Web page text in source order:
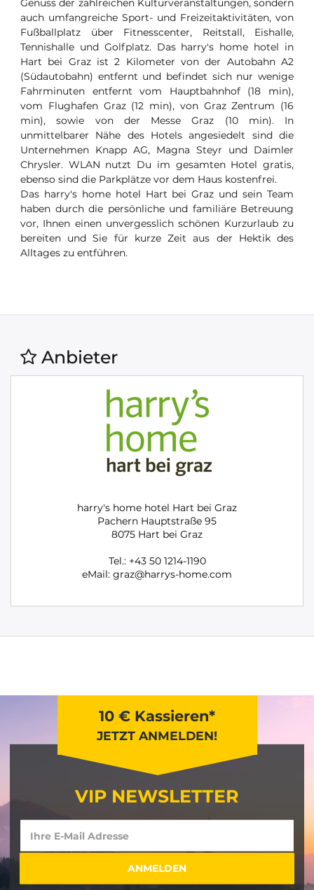
Genuss der zahlreichen Kulturveranstaltungen, sondern
auch umfangreiche Sport- und Freizeitaktivitäten, von
Fußballplatz über Fitnesscenter, Reitstall, Eishalle,
Tennishalle und Golfplatz. Das harry's home hotel in
Hart bei Graz ist 2 Kilometer von der Autobahn A2
(Südautobahn) entfernt und befindet sich nur wenige
Fahrminuten entfernt vom Hauptbahnhof (18 min),
vom Flughafen Graz (12 min), von Graz Zentrum (16
min), sowie von der Messe Graz (10 min). In
unmittelbarer Nähe des Hotels angesiedelt sind die
Unternehmen Knapp AG, Magna Steyr und Daimler
Chrysler. WLAN nutzt Du im gesamten Hotel gratis,
ebenso sind die Parkplätze vor dem Haus kostenfrei.
Das harry's home hotel Hart bei Graz und sein Team
haben durch die persönliche und familiäre Betreuung
vor, Ihnen einen unvergesslich schönen Kurzurlaub zu
bereiten und Sie für kurze Zeit aus der Hektik des
Alltages zu entführen.
Anbieter
harry's home hotel Hart bei Graz
Pachern Hauptstraße 95
8075 Hart bei Graz
Tel.: +43 50 1214-1190
eMail: graz@harrys-home.com
10 € Kassieren*
JETZT ANMELDEN!
VIP NEWSLETTER